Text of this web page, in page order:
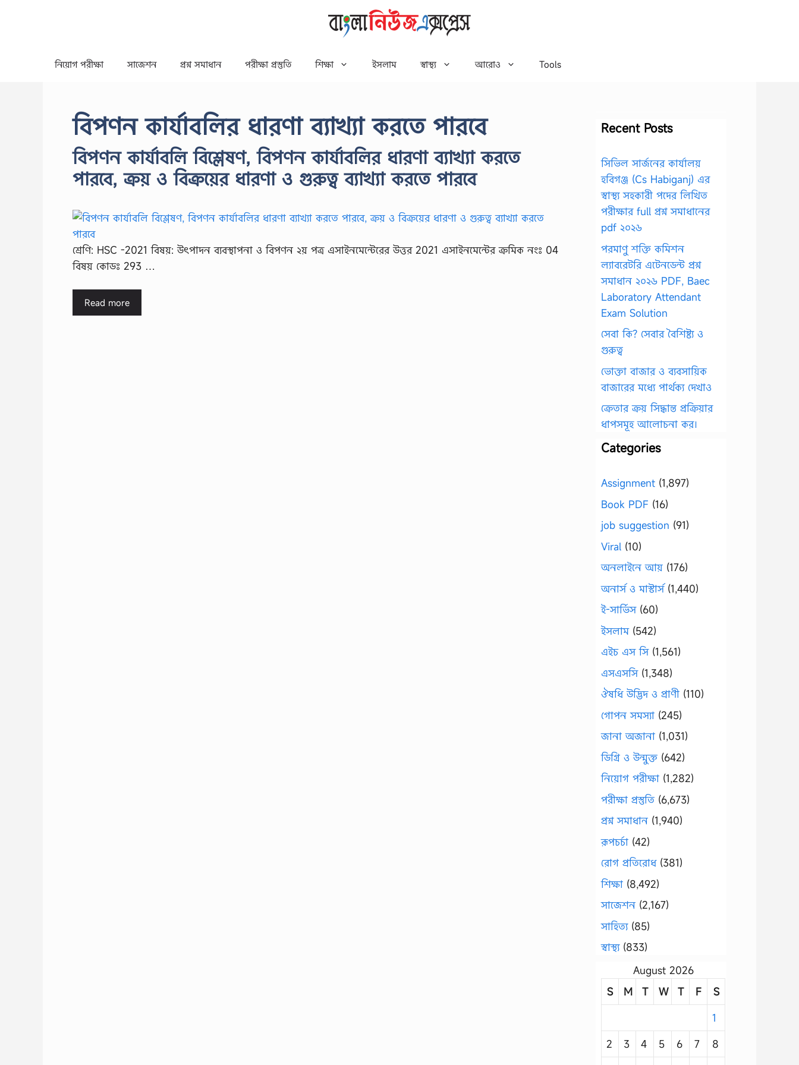
নিয়োগ পরীক্ষা সাজেশন প্রশ্ন সমাধান পরীক্ষা প্রস্তুতি শিক্ষা ইসলাম স্বাস্থ্য আরোও Tools
বিপণন কার্যাবলির ধারণা ব্যাখ্যা করতে পারবে
বিপণন কার্যাবলি বিশ্লেষণ, বিপণন কার্যাবলির ধারণা ব্যাখ্যা করতে
পারবে, ক্রয় ও বিক্রয়ের ধারণা ও গুরুত্ব ব্যাখ্যা করতে পারবে
শ্রেণি: HSC -2021 বিষয়: উৎপাদন ব্যবস্থাপনা ও বিপণন ২য় পত্র এসাইনমেন্টেরের উত্তর 2021 এসাইনমেন্টের ক্রমিক নংঃ 04
বিষয় কোডঃ 293 …
Read more
Recent Posts
সিভিল সার্জনের কার্যালয়
হবিগঞ্জ (Cs Habiganj) এর
স্বাস্থ্য সহকারী পদের লিখিত
পরীক্ষার full প্রশ্ন সমাধানের
pdf ২০২৬
পরমাণু শক্তি কমিশন
ল্যাবরেটরি এটেনডেন্ট প্রশ্ন
সমাধান ২০২৬ PDF, Baec
Laboratory Attendant
Exam Solution
সেবা কি? সেবার বৈশিষ্ট্য ও
গুরুত্ব
ভোক্তা বাজার ও ব্যবসায়িক
বাজারের মধ্যে পার্থক্য দেখাও
ক্রেতার ক্রয় সিদ্ধান্ত প্রক্রিয়ার
ধাপসমূহ আলোচনা কর।
Categories
Assignment (1,897)
Book PDF (16)
job suggestion (91)
Viral (10)
অনলাইনে আয় (176)
অনার্স ও মাস্টার্স(1,440)
ই-সার্ভিস(60)
ইসলাম(542)
এইচ এস সি(1,561)
এসএসসি(1,348)
ঔষধি উদ্ভিদ ও প্রাণী (110)
গোপন সমস্যা (245)
জানা অজানা (1,031)
ডিগ্রি ও উন্মুক্ত (642)
নিয়োগ পরীক্ষা (1,282)
পরীক্ষা প্রস্তুতি (6,673)
প্রশ্ন সমাধান (1,940)
রূপচর্চা (42)
রোগ প্রতিরোধ(381)
শিক্ষা (8,492)
সাজেশন (2,167)
সাহিত্য(85)
স্বাস্থ্য(833)
August 2026
S
M T W T F
S
1
2
3 4 5 6 7
8